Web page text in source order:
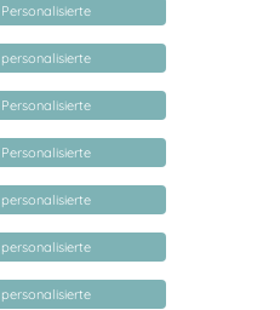
Personalisierte
Babygeschenke
personalisierte
Geschenke für Baby
Personalisierte
Geschenke für Kinder
Personalisierte
Geschenke Geburt Taufe
personalisierte
Geschenke Kind 1 Jahr
personalisierte
Geschenke Kind 2 Jahr
personalisierte